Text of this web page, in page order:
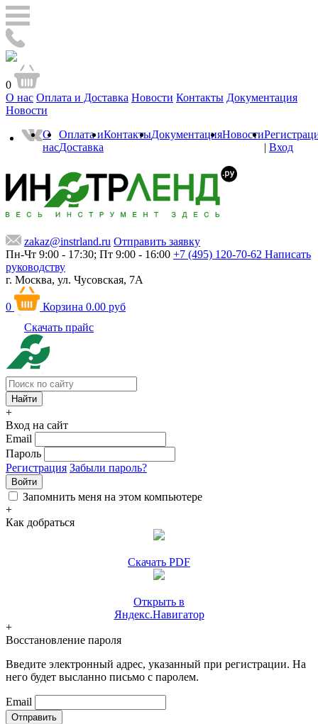
0
О нас Оплата и Доставка Новости Контакты Документация
Новости
О
нас
Оплата и
Доставка
КонтактыДокументацияНовости
| Вход
zakaz@instrland.ru Отправить заявку
Пн-Чт 9:00 - 17:30; Пт 9:00 - 16:00 +7 (495) 120-70-62 Написать
руководству
г. Москва, ул. Чусовская, 7А
0 Корзина 0.00 руб
Скачать прайс
+
Вход на сайт
Email
Пароль
Регистрация Забыли пароль?
Войти
Запомнить меня на этом компьютере
+
Как добраться
Скачать PDF
Открыть в
Яндекс.Навигатор
+
Восстановление пароля
Введите электронный адрес, указанный при регистрации. На
него будет высланно письмо с паролем.
Email